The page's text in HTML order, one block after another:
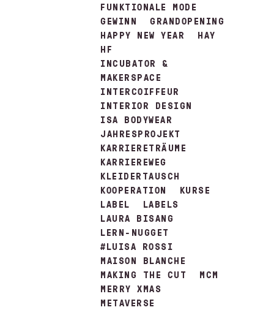
FUNKTIONALE MODE
GEWINN
GRANDOPENING
HAPPY NEW YEAR
HAY
HF
INCUBATOR &
MAKERSPACE
INTERCOIFFEUR
INTERIOR DESIGN
ISA BODYWEAR
JAHRESPROJEKT
KARRIERETRÄUME
KARRIEREWEG
KLEIDERTAUSCH
KOOPERATION
KURSE
LABEL
LABELS
LAURA BISANG
LERN-NUGGET
#LUISA ROSSI
MAISON BLANCHE
MAKING THE CUT
MCM
MERRY XMAS
METAVERSE